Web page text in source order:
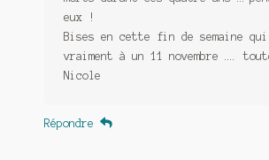
eux !
Bises en cette fin de semaine qui
vraiment à un 11 novembre ….
Nicole
Répondre